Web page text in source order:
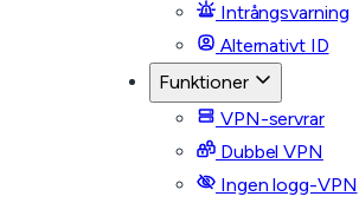
Intrångsvarning
Alternativt ID
Funktioner
VPN-servrar
Dubbel VPN
Ingen logg-VPN